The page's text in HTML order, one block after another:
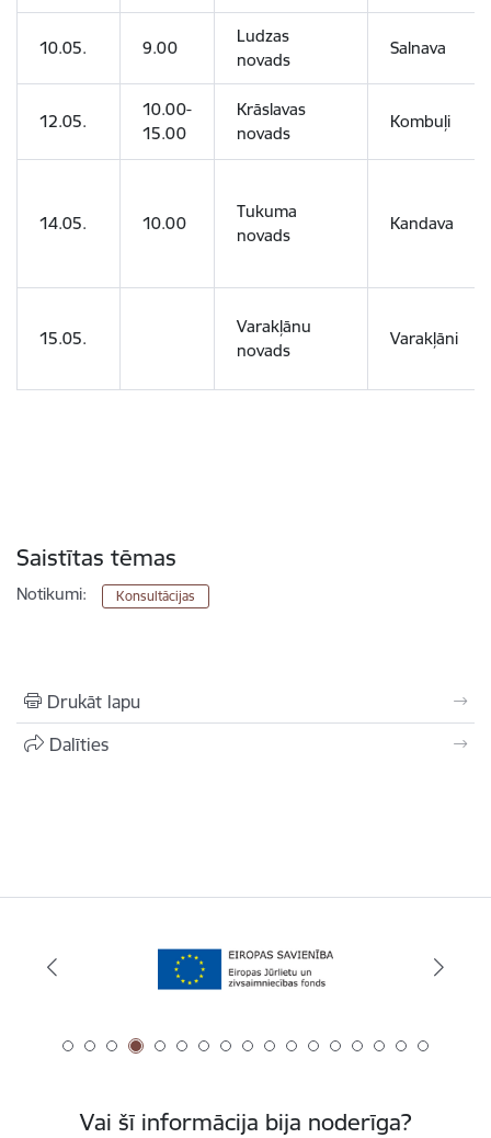
10.05. 9.00
Ludzas
novads
Salnava
12.05.
10.00-
15.00
Krāslavas
novads
Kombuļi
14.05. 10.00
Tukuma
novads
Kandava
15.05.
Varakļānu
novads
Varakļāni
Saistītas tēmas
Notikumi: Konsultācijas
Drukāt lapu
Dalīties
Vai šī informācija bija noderīga?